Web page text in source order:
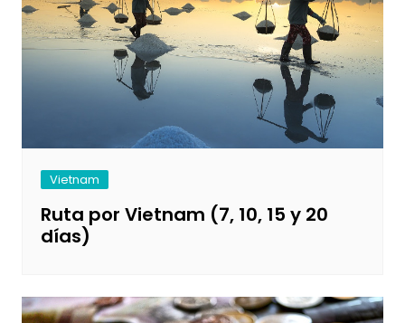
Vietnam
Ruta por Vietnam (7, 10, 15 y 20
días)